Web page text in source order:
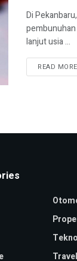
Di
lanjut usia ...
READ MORE
Tekno
Travel